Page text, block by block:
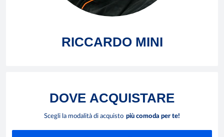
RICCARDO MINI
DOVE ACQUISTARE
Scegli la modalità di acquisto più comoda per te!